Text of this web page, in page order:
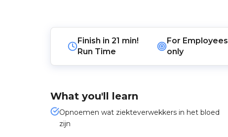
Finish in21 min!
Run Time
For Employees
only
What you'll learn
Opnoemen wat ziekteverwekkers in het bloed
zijn